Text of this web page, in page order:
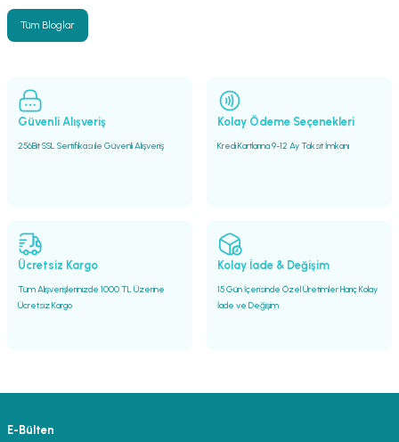
Tüm Bloglar
Güvenli Alışveriş
256Bit SSL Sertifikası ile Güvenli Alışveriş
Kolay Ödeme Seçenekleri
Kredi Kartlarına 9-12 Ay Taksit İmkanı
Ücretsiz Kargo
Tüm Alışverişlerinizde 1000 TL Üzerine
Ücretsiz Kargo
Kolay İade & Değişim
15 Gün İçerisinde Özel Üretimler Hariç Kolay
İade ve Değişim
E-Bülten